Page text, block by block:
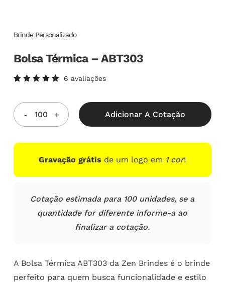
Brinde Personalizado
Bolsa Térmica – ABT303
5.00de
5, com
baseado
em
clientes
6 avaliações
Adicionar A Cotação
Gravação grátis de um logo em 1 cor!
Cotação estimada para 100 unidades, se a
quantidade for diferente informe-a ao
finalizar a cotação.
A Bolsa Térmica ABT303 da Zen Brindes é o brinde
perfeito para quem busca funcionalidade e estilo